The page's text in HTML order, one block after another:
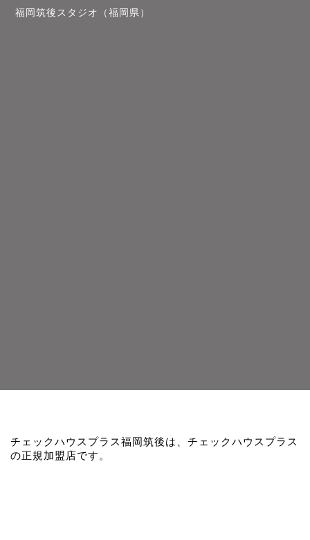
福岡筑後スタジオ（福岡県）
チェックハウスプラス福岡筑後は、チェックハウスプラス
の正規加盟店です。